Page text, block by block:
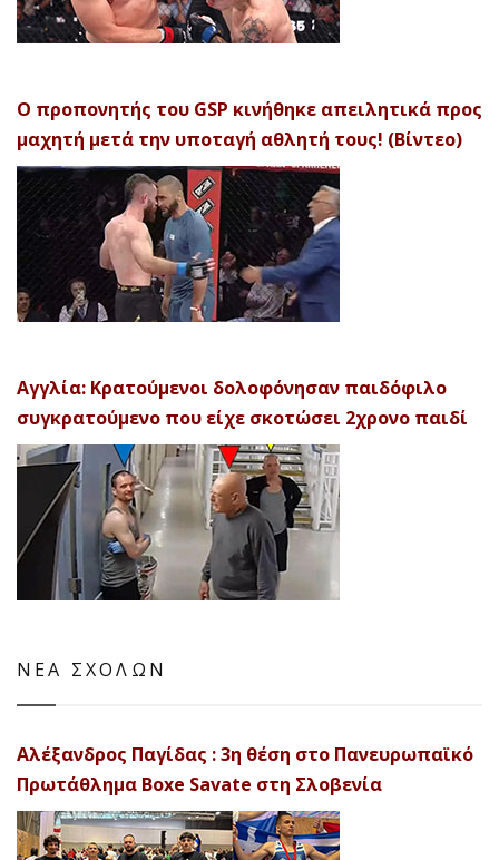
Ο προπονητής του GSP κινήθηκε απειλητικά προς
μαχητή μετά την υποταγή αθλητή τους! (Βίντεο)
Αγγλία: Κρατούμενοι δολοφόνησαν παιδόφιλο
συγκρατούμενο που είχε σκοτώσει 2χρονο παιδί
ΝΕΑ ΣΧΟΛΩΝ
Αλέξανδρος Παγίδας : 3η θέση στο Πανευρωπαϊκό
Πρωτάθλημα Boxe Savate στη Σλοβενία